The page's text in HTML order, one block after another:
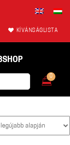
KÍVÁNSÁGLISTA
0